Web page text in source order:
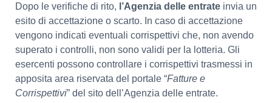
Dopo le verifiche di rito, l’Agenzia delle entrate invia un
esito di accettazione o scarto. In caso di accettazione
vengono indicati eventuali corrispettivi che, non avendo
superato i controlli, non sono validi per la lotteria. Gli
esercenti possono controllare i corrispettivi trasmessi in
apposita area riservata del portale “Fatture e
Corrispettivi” del sito dell’Agenzia delle entrate.